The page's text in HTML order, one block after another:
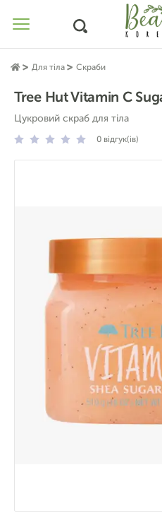
Для тіла Скраби
Tree Hut Vitamin C
Цукровий скраб для тіла
0 відгук(ів)